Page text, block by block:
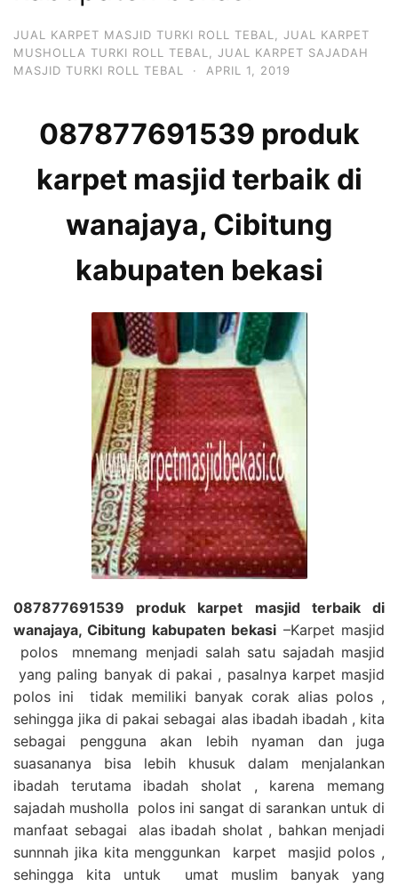
JUAL KARPET MASJID TURKI ROLL TEBAL
JUAL KARPET
MUSHOLLA TURKI ROLL TEBAL
JUAL KARPET SAJADAH
MASJID TURKI ROLL TEBAL
· APRIL 1, 2019
087877691539 produk
karpet masjid terbaik di
wanajaya, Cibitung
kabupaten bekasi
087877691539 produk karpet masjid terbaik di
wanajaya, Cibitung kabupaten bekasi –Karpet masjid
polos mnemang menjadi salah satu sajadah masjid
yang paling banyak di pakai , pasalnya karpet masjid
polos ini tidak memiliki banyak corak alias polos ,
sehingga jika di pakai sebagai alas ibadah ibadah , kita
sebagai pengguna akan lebih nyaman dan juga
suasananya bisa lebih khusuk dalam menjalankan
ibadah terutama ibadah sholat , karena memang
sajadah musholla polos ini sangat di sarankan untuk di
manfaat sebagai alas ibadah sholat , bahkan menjadi
sunnnah jika kita menggunkan karpet masjid polos ,
sehingga kita untuk umat muslim banyak yang